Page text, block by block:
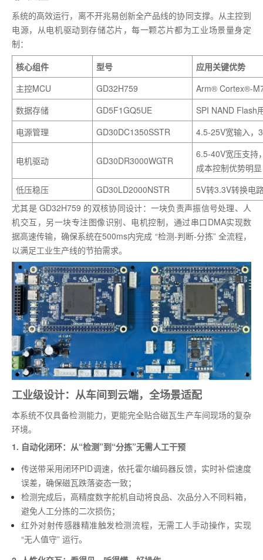
系统的高效运行，离不开兆易创新全产品线的协同支撑。从主控到
电源，从电机驱动到存储芯片，每一颗芯片都为工业场景量身定
制：
核心组件
型号 应用关键优势
主控MCU
GD32H759
Arm® Cortex®-
数据存储
GD5F1GQ5UE
SPI NAND Flash
电源管理
GD30DC1350SSTR 4.5-25V宽输入，
电机驱动 GD30DR3000WGTR
6.5-40V宽压支持
成本控制优势明显
低压稳压
GD30LD2000NSTR
5V转3.3V转换电
尤其是 GD32H759 的双核协同设计：一块负责声振信号处理、人
机交互，另一块专注图像识别、电机控制，通过串口DMA实现数
据高速传输，确保系统在500ms内完成 “检测-判断-分拣” 全流程，
以满足工业生产线的节拍需求。
工业级设计：从车间到云端，全场景适配
本系统不仅具备检测能力，更能完全贴合磁瓦生产车间现场的复杂
环境。
1. 自动化闭环：从“检测”到“分拣”无需人工干预
传送带采用闭环PID调速，依托霍尔编码器反馈，实时补偿速度
误差，确保磁瓦跌落姿态一致；
检测完成后，高精度数字舵机自动将良品、次品分入不同料箱，
避免人工分拣的二次损伤；
红外对射传感器精准触发检测流程，无需工人手动操作，实现
“无人值守” 运行。